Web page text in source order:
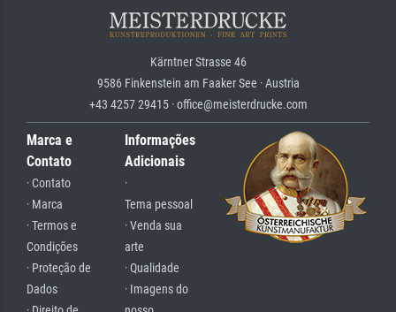
Kärntner Strasse 46
9586 Finkenstein am Faaker See · Austria
+43 4257 29415 · office@meisterdrucke.com
Marca e
Contato
· Contato
· Marca
· Termos e
Condições
· Proteção de
Dados
Informações
Adicionais
·
Tema pessoal
· Venda sua
arte
· Qualidade
· Imagens do